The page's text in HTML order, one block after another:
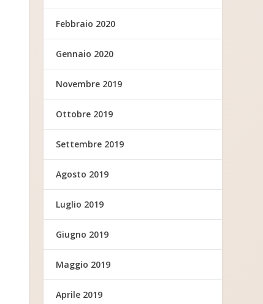
Febbraio 2020
Gennaio 2020
Novembre 2019
Ottobre 2019
Settembre 2019
Agosto 2019
Luglio 2019
Giugno 2019
Maggio 2019
Aprile 2019